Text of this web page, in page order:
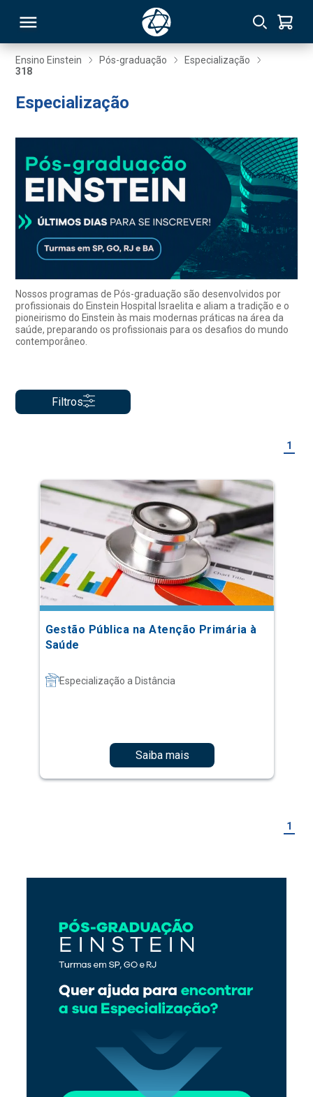
Ensino Einstein Pós-graduação
Especialização
318
Especialização
Nossos programas de Pós-graduação são desenvolvidos por
profissionais do Einstein Hospital Israelita e aliam a tradição e o
pioneirismo do Einstein às mais modernas práticas na área da
saúde, preparando os profissionais para os desafios do mundo
contemporâneo.
Filtros
1
Gestão Pública na Atenção Primária à
Saúde
Especialização a Distância
Saiba mais
1